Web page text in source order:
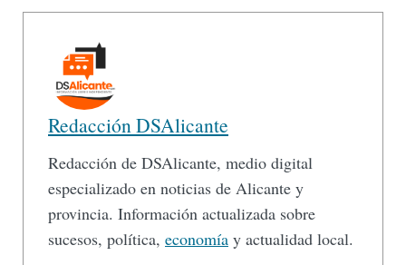
Redacción DSAlicante
Redacción de DSAlicante, medio digital
especializado en noticias de Alicante y
provincia. Información actualizada sobre
sucesos, política, economía y actualidad local.